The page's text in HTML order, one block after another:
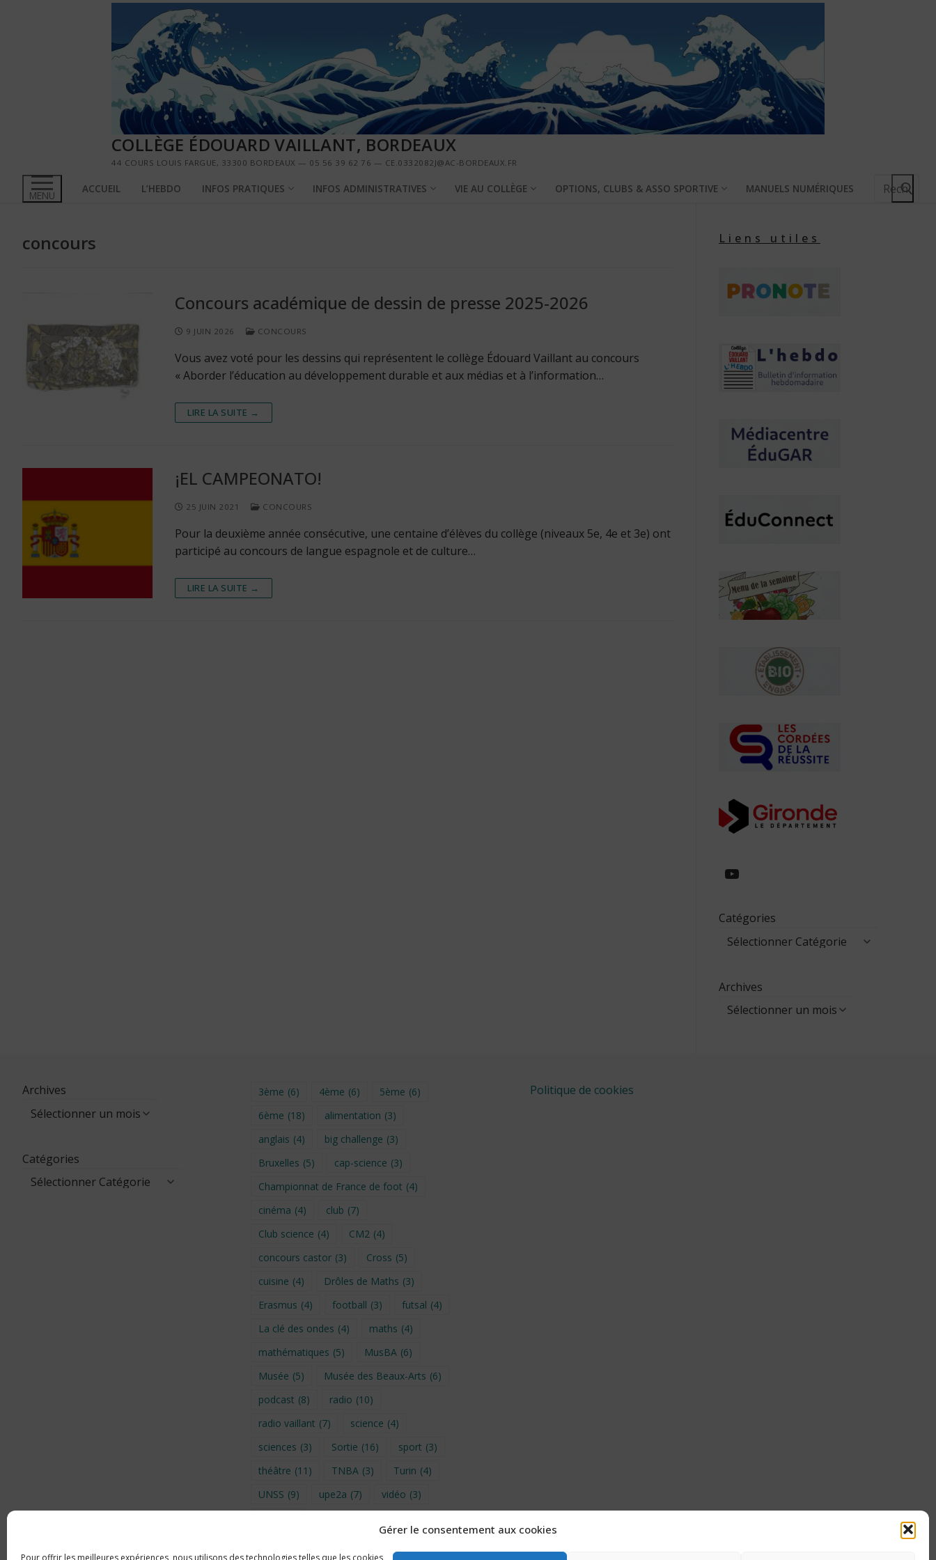
Gérer le consentement aux cookies
Pour offrir les meilleures expériences, nous utilisons des technologies telles que les cookies
COLLÈGE ÉDOUARD VAILLANT, BORDEAUX
44 COURS LOUIS FARGUE, 33300 BORDEAUX — 05 56 39 62 76 — CE.0332082J@AC-BORDEAUX.FR
MENU ACCUEIL L’HEBDO INFOS PRATIQUES INFOS ADMINISTRATIVES VIE AU COLLÈGE OPTIONS, CLUBS & ASSO SPORTIVE MANUELS NUMÉRIQUES
Rechercher
concours
Concours académique de dessin de presse 2025-2026
9 JUIN 2026 CONCOURS
Vous avez voté pour les dessins qui représentent le collège Édouard Vaillant au concours
« Aborder l’éducation au développement durable et aux médias et à l’information…
LIRE LA SUITE →
¡EL CAMPEONATO!
25 JUIN 2021 CONCOURS
Pour la deuxième année consécutive, une centaine d’élèves du collège (niveaux 5e, 4e et 3e) ont
participé au concours de langue espagnole et de culture…
LIRE LA SUITE →
Liens utiles
https://
Catégories
Archives
Archives
Catégories
3ème (6) 4ème (6) 5ème (6)
6ème (18) alimentation (3)
anglais (4) big challenge (3)
Bruxelles (5) cap-science (3)
Championnat de France de foot (4)
cinéma (4) club (7)
Club science (4) CM2 (4)
concours castor (3) Cross (5)
cuisine (4) Drôles de Maths (3)
Erasmus (4) football (3) futsal (4)
La clé des ondes (4) maths (4)
mathématiques (5) MusBA (6)
Musée (5) Musée des Beaux-Arts (6)
podcast (8) radio (10)
radio vaillant (7) science (4)
sciences (3) Sortie (16) sport (3)
théâtre (11) TNBA (3) Turin (4)
UNSS (9) upe2a (7) vidéo (3)
Politique de cookies